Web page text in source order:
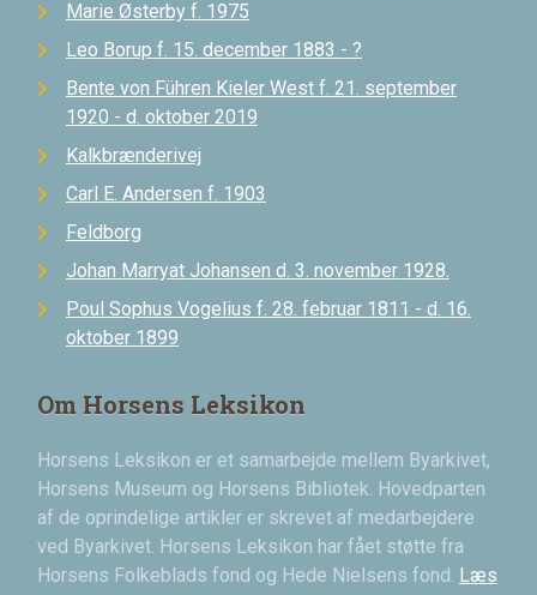
Marie Østerby f. 1975
Leo Borup f. 15. december 1883 - ?
Bente von Führen Kieler West f. 21. september
1920 - d. oktober 2019
Kalkbrænderivej
Carl E. Andersen f. 1903
Feldborg
Johan Marryat Johansen d. 3. november 1928.
Poul Sophus Vogelius f. 28. februar 1811 - d. 16.
oktober 1899
Om Horsens Leksikon
Horsens Leksikon er et samarbejde mellem Byarkivet,
Horsens Museum og Horsens Bibliotek. Hovedparten
af de oprindelige artikler er skrevet af medarbejdere
ved Byarkivet. Horsens Leksikon har fået støtte fra
Horsens Folkeblads fond og Hede Nielsens fond. Læs